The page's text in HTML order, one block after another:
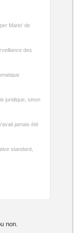
Mario' de
des
juridique, sinon
jamais été
standard,
non.